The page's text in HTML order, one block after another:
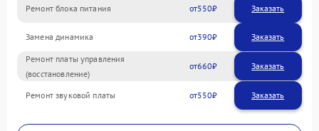
Ремонт блока питания 550
Замена динамика 390
Ремонт платы управления
(восстановление)
660
Ремонт звуковой платы 550